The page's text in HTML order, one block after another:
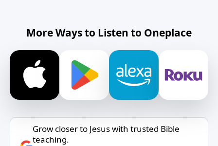
More Ways to Listen to Oneplace
Grow closer to Jesus with trusted Bible
teaching.